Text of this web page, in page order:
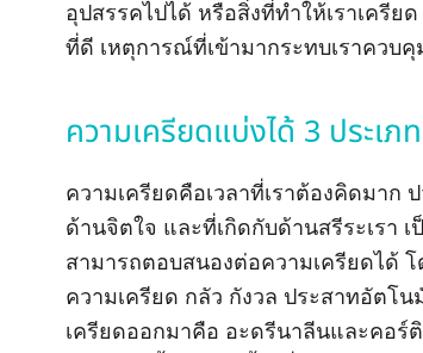
อุปสรรคไปได้ หรือสิ่งที่ทำให้เราเครีย
ที่ดี เหตุการณ์ที่เข้ามากระทบเราควบ
ความเครียดแบ่งได้ 3 ประเภท
ความเครียดคือเวลาที่เราต้องคิดมาก
ด้านจิตใจ และที่เกิดกับด้านสรีระเรา
สามารถตอบสนองต่อความเครียดได้
ความเครียด กลัว กังวล ประสาทอัต
เครียดออกมาคือ อะดรีนาลีนและคอร์